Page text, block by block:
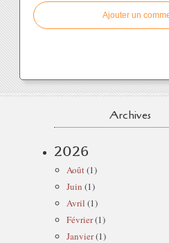
Ajouter un
Archives
2026
Août(1)
Juin (1)
Avril (1)
Février(1)
Janvier(1)